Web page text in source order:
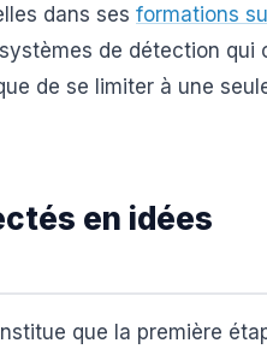
dans ses formations
de détection qui
de se limiter à une
en idées
que la première